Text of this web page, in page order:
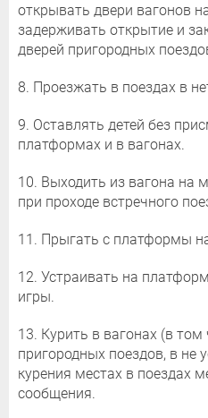
открывать двери вагонов
задерживать открытие и
дверей пригородных
8. Проезжать в поездах в
9. Оставлять детей без
платформах и в вагонах.
10. Выходить из вагона на
при проходе встречного
11. Прыгать с платформы
12. Устраивать на
игры.
13. Курить в вагонах (в том
пригородных поездов, в не
курения местах в поездах
сообщения.